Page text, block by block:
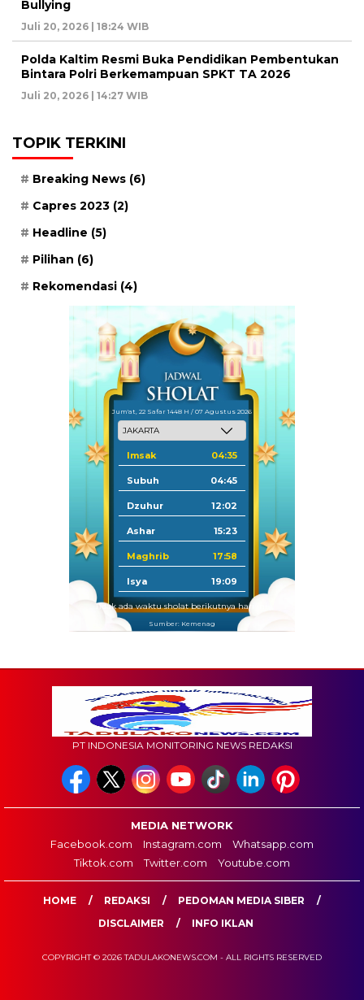
Bullying
Juli 20, 2026 | 18:24 WIB
Polda Kaltim Resmi Buka Pendidikan Pembentukan
Bintara Polri Berkemampuan SPKT TA 2026
Juli 20, 2026 | 14:27 WIB
TOPIK TERKINI
Breaking News (6)
Capres 2023 (2)
Headline (5)
Pilihan (6)
Rekomendasi (4)
Jum'at, 22 Safar 1448 H / 07 Agustus 2026
Imsak 04:35
Subuh 04:45
Dzuhur 12:02
Ashar 15:23
Maghrib 17:58
Isya 19:09
Tidak ada waktu sholat berikutnya hari ini.
Sumber: Kemenag
PT INDONESIA MONITORING NEWS REDAKSI
MEDIA NETWORK
Facebook.com
Instagram.com
Whatsapp.com
Tiktok.com
Twitter.com Youtube.com
HOME REDAKSI
PEDOMAN MEDIA SIBER
DISCLAIMER
INFO IKLAN
COPYRIGHT © 2026 TADULAKONEWS.COM - ALL RIGHTS RESERVED